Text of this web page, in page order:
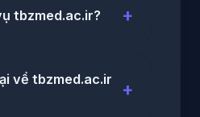
tbzmed.ac.ir?
về tbzmed.ac.ir